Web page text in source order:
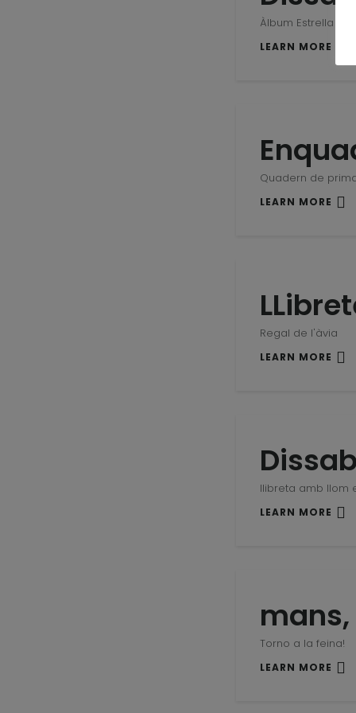
Àlbum Estrella
LEARN MORE
Quadern de
LEARN MORE
Regal de l'àvia
LEARN MORE
llibreta amb llom
LEARN MORE
Torno a la feina!
LEARN MORE